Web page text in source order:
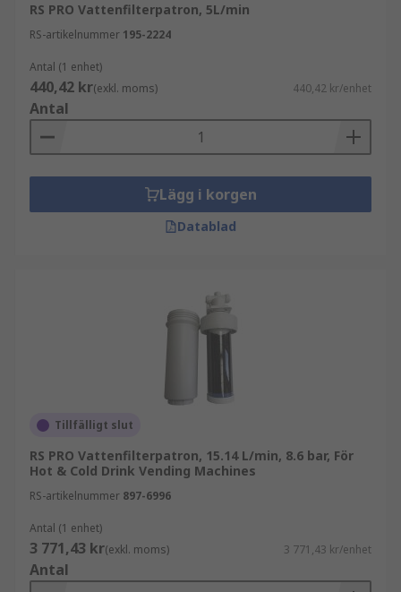
RS PRO Vattenfilterpatron, 5L/min
RS-artikelnummer 195-2224
Antal (1 enhet)
440,42 kr(exkl. moms) 440,42 kr/enhet
Antal
Lägg i korgen
Datablad
Tillfälligt slut
RS PRO Vattenfilterpatron, 15.14 L/min, 8.6 bar, För
Hot & Cold Drink Vending Machines
RS-artikelnummer 897-6996
Antal (1 enhet)
3 771,43 kr(exkl. moms) 3 771,43 kr/enhet
Antal